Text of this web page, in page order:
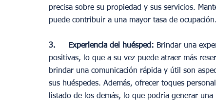
precisa sobre su propiedad y sus servicios.
puede contribuir a una mayor tasa de ocupación.
3. 	Experiencia del huésped: Brindar una
positivas, lo que a su vez puede atraer más
brindar una comunicación rápida y útil son
sus huéspedes. Además, ofrecer toques
listado de los demás, lo que podría generar